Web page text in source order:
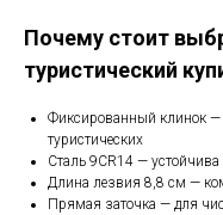
Почему стоит
туристический
Фиксированный клинок
туристических
Сталь 9CR14 — устойчива
Длина лезвия 8,8 см —
Прямая заточка — для